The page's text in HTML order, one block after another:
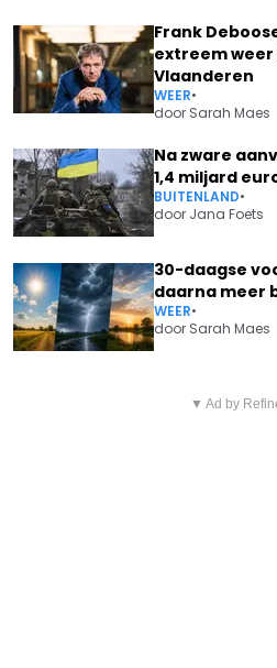
Frank
extreem weer
Vlaanderen
WEER•
door Sarah Maes
Na zware
1,4 miljard
BUITENLAND•
door Jana Foets
30-daagse
daarna meer
WEER•
door Sarah Maes
MEER DAN 11.000
▼ Ad by